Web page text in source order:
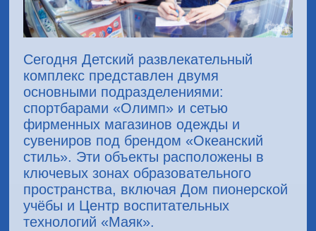
Сегодня Детский развлекательный
комплекс представлен двумя
основными подразделениями:
спортбарами «Олимп» и сетью
фирменных магазинов одежды и
сувениров под брендом «Океанский
стиль». Эти объекты расположены в
ключевых зонах образовательного
пространства, включая Дом пионерской
учёбы и Центр воспитательных
технологий «Маяк».